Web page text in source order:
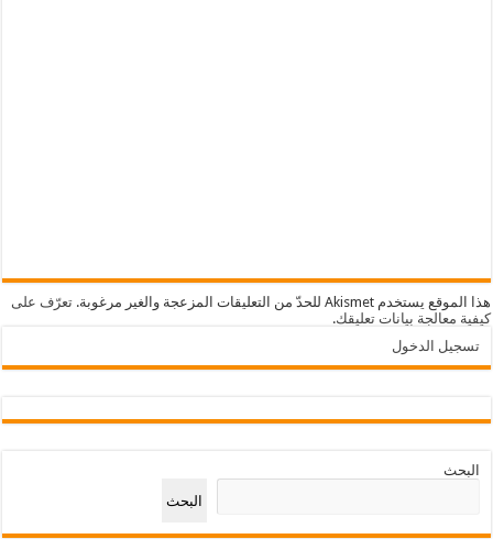
هذا الموقع يستخدم Akismet للحدّ من التعليقات المزعجة والغير مرغوبة.
تعرّف على
كيفية معالجة بيانات تعليقك.
تسجيل الدخول
البحث
البحث